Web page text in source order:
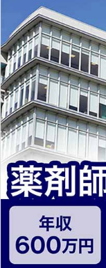
す。